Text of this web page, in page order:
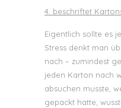
4. beschriftet
Eigentlich sollte es
Stress denkt man
nach – zumindest
jeden Karton nach
absuchen musste,
gepackt hatte,